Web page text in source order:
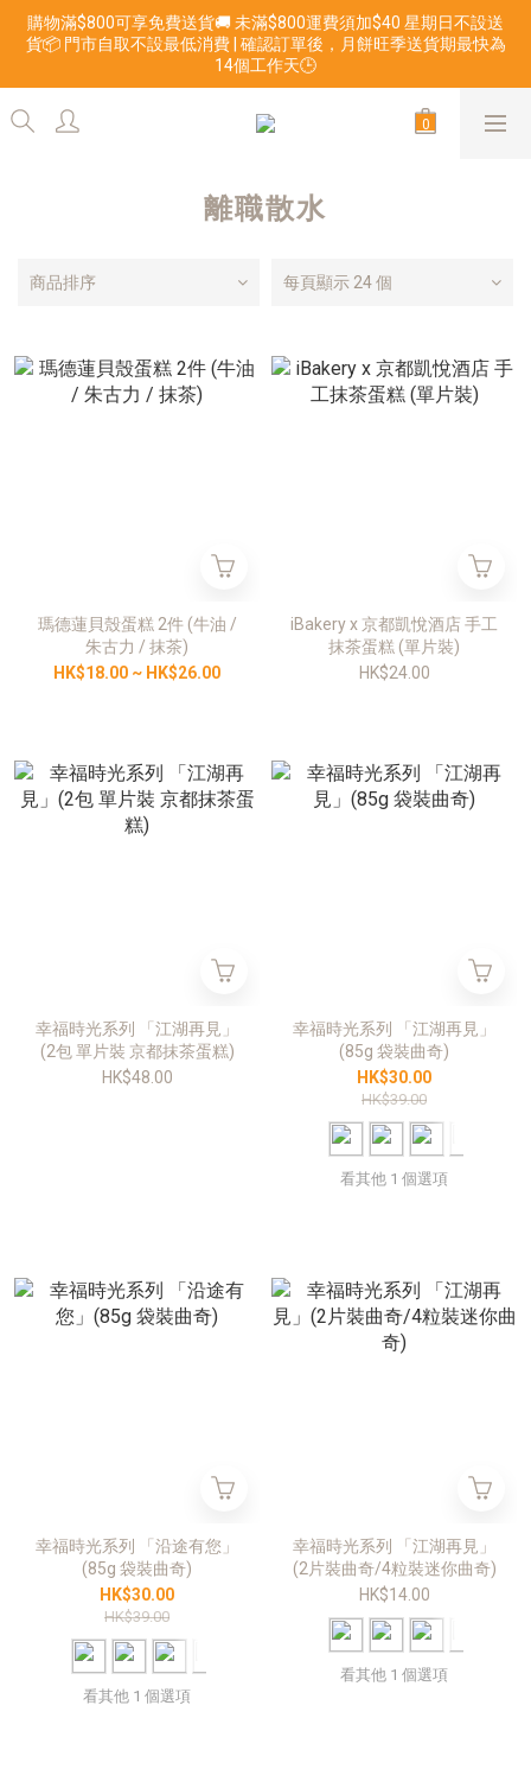
購物滿$800可享免費送貨🚚 未滿$800運費須加$40 星期日不設送
貨📦 門市自取不設最低消費 | 確認訂單後，月餅旺季送貨期最快為
14個工作天🕒
離職散水
商品排序 每頁顯示 24 個
瑪德蓮貝殼蛋糕 2件 (牛油 /
朱古力 / 抹茶)
HK$18.00 ~ HK$26.00
iBakery x 京都凱悅酒店 手工
抹茶蛋糕 (單片裝)
HK$24.00
幸福時光系列 「江湖再見」
(2包 單片裝 京都抹茶蛋糕)
HK$48.00
幸福時光系列 「江湖再見」
(85g 袋裝曲奇)
HK$30.00
HK$39.00
看其他 1 個選項
幸福時光系列 「沿途有您」
(85g 袋裝曲奇)
HK$30.00
HK$39.00
看其他 1 個選項
幸福時光系列 「江湖再見」
(2片裝曲奇/4粒裝迷你曲奇)
HK$14.00
看其他 1 個選項